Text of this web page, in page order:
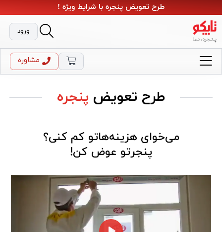
طرح تعویض پنجره با شرایط ویژه !
ورود
مشاوره
طرح تعویض پنجره
می‌خوای هزینه‌هاتو کم کنی؟
پنجرتو عوض کن!